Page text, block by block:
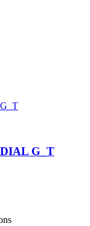
G_T